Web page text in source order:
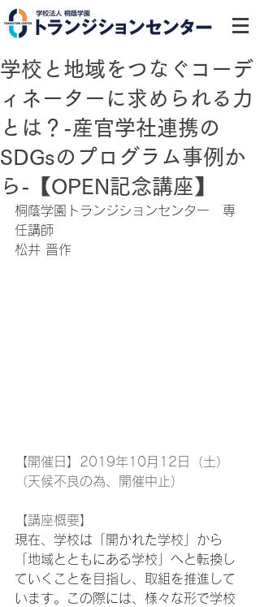
学校と地域をつなぐコーデ
ィネーターに求められる力
とは？-産官学社連携の
SDGsのプログラム事例か
ら-【OPEN記念講座】
桐蔭学園トランジションセンター　専
任講師
松井 晋作
【開催日】2019年10月12日（土）
（天候不良の為、開催中止）
【講座概要】
現在、学校は「開かれた学校」から
「地域とともにある学校」へと転換し
ていくことを目指し、取組を推進して
います。この際には、様々な形で学校